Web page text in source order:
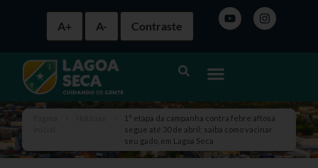
A+ A- Contraste
1° etapa da campanha contra febre aftosa
segue até 30 de abril; saiba como vacinar
seu gado, em Lagoa Seca